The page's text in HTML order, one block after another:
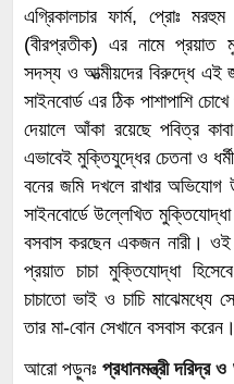
এগ্রিকালচার ফার্ম, প্রোঃ
(বীরপ্রতীক) এর নামে প্রয়াত
সদস্য ও আত্মীয়দের বিরুদ্ধে এই
সাইনবোর্ড এর ঠিক পাশাপাশি
দেয়ালে আঁকা রয়েছে পবিত্র
এভাবেই মুক্তিযুদ্ধের চেতনা ও
বনের জমি দখলে রাখার অভিযোগ
সাইনবোর্ডে উল্লেখিত
বসবাস করছেন একজন নারী। ওই
প্রয়াত চাচা মুক্তিযোদ্ধা
চাচাতো ভাই ও চাচি মাঝেমধ্যে
তার মা-বোন সেখানে বসবাস করেন।
আরো পড়ুনঃপ্রধানমন্ত্রী দরিদ্র